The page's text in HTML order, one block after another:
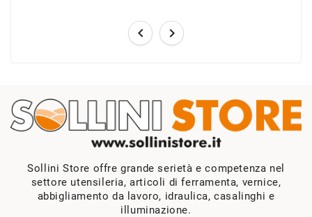
 
Sollini Store offre grande serietà e competenza nel
settore utensileria, articoli di ferramenta, vernice,
abbigliamento da lavoro, idraulica, casalinghi e
illuminazione.